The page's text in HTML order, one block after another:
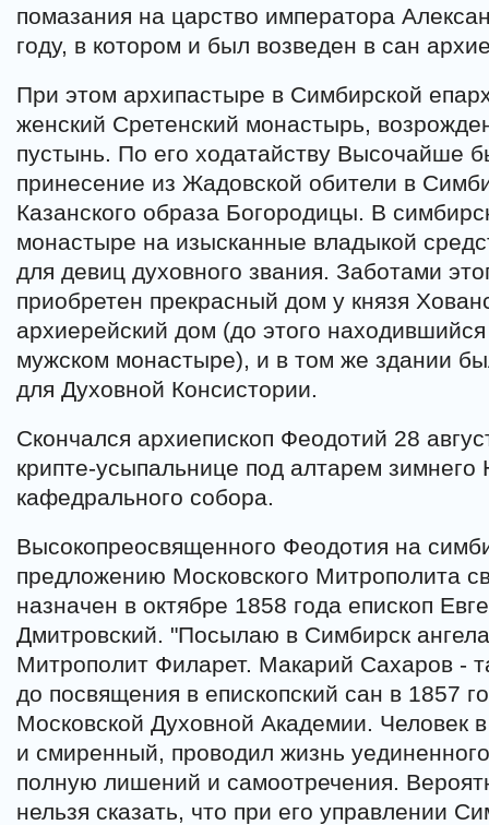
помазания на царство императора
году, в котором и был возведен в сан
При этом архипастыре в Симбирской
женский Сретенский монастырь,
пустынь. По его ходатайству Высочайше
принесение из Жадовской обители в
Казанского образа Богородицы. В
монастыре на изысканные владыкой
для девиц духовного звания. Заботами
приобретен прекрасный дом у князя
архиерейский дом (до этого
мужском монастыре), и в том же здании
для Духовной Консистории.
Скончался архиепископ Феодотий 28
крипте-усыпальнице под алтарем зимнего
кафедрального собора.
Высокопреосвященного Феодотия на
предложению Московского Митрополита
назначен в октябре 1858 года епископ
Дмитровский. "Посылаю в Симбирск
Митрополит Филарет. Макарий Сахаров -
до посвящения в епископский сан в 1857
Московской Духовной Академии. Человек
и смиренный, проводил жизнь
полную лишений и самоотречения.
нельзя сказать, что при его управлении